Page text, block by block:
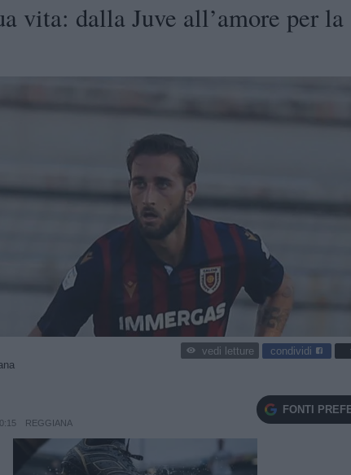
vita: dalla Juve all’amore per la
vedi letture condividi
REGGIANA
FONTI